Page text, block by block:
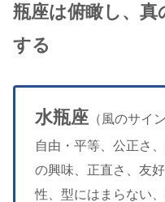
瓶座は俯瞰し、
する
水瓶座 （風のサイ
自由・平等、公正さ
の興味、正直さ、友
性、型にはまらない